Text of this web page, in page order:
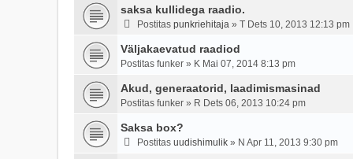
saksa kullidega raadio.
Postitas punkriehitaja » T Dets 10, 2013 12:13 pm
Väljakaevatud raadiod
Postitas funker » K Mai 07, 2014 8:13 pm
Akud, generaatorid, laadimismasinad
Postitas funker » R Dets 06, 2013 10:24 pm
Saksa box?
Postitas uudishimulik » N Apr 11, 2013 9:30 pm